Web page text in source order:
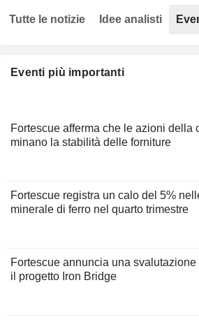
Eventi più importanti
Fortescue afferma che le azioni della
minano la stabilità delle forniture
Fortescue registra un calo del 5%
minerale di ferro nel quarto trimestre
Fortescue annuncia una
il progetto Iron Bridge
Tutte le notizie Idee analisti